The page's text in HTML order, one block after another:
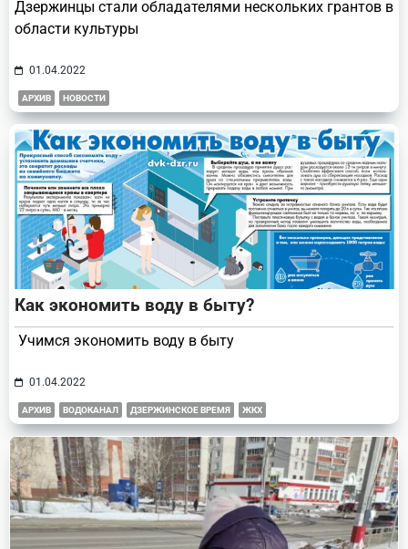
Дзержинцы стали обладателями нескольких грантов в
области культуры
01.04.2022
АРХИВ НОВОСТИ
Как экономить воду в быту?
Учимся экономить воду в быту
01.04.2022
АРХИВ ВОДОКАНАЛ ДЗЕРЖИНСКОЕ ВРЕМЯ ЖКХ